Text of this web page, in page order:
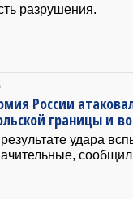
разрушения.
России
границы и
удара